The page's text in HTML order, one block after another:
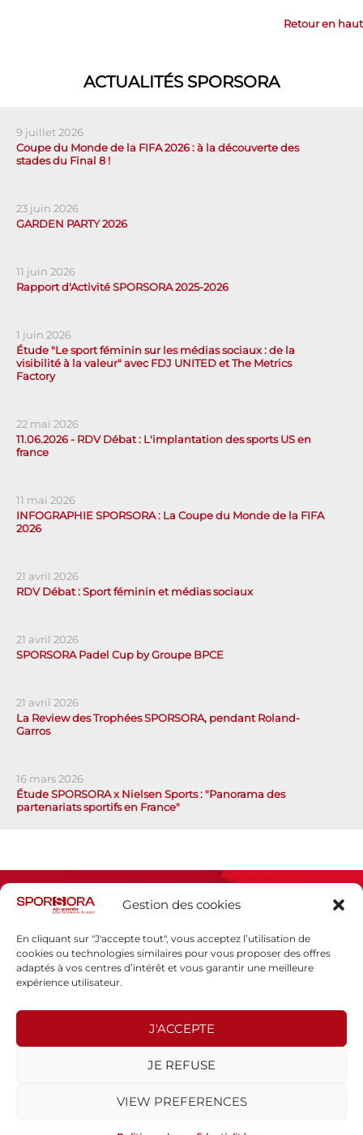
Gestion des cookies
En cliquant sur "J'accepte tout", vous acceptez l’utilisation de
cookies ou technologies similaires pour vous proposer des offres
adaptés à vos centres d’intérêt et vous garantir une meilleure
expérience utilisateur.
J'ACCEPTE
JE REFUSE
VIEW PREFERENCES
Retour en haut
ACTUALITÉS SPORSORA
9 juillet 2026
Coupe du Monde de la FIFA 2026 : à la découverte des
stades du Final 8 !
23 juin 2026
GARDEN PARTY 2026
11 juin 2026
Rapport d'Activité SPORSORA 2025-2026
1 juin 2026
Étude "Le sport féminin sur les médias sociaux : de la
visibilité à la valeur" avec FDJ UNITED et The Metrics
Factory
22 mai 2026
11.06.2026 - RDV Débat : L'implantation des sports US en
france
11 mai 2026
INFOGRAPHIE SPORSORA : La Coupe du Monde de la FIFA
2026
21 avril 2026
RDV Débat : Sport féminin et médias sociaux
21 avril 2026
SPORSORA Padel Cup by Groupe BPCE
21 avril 2026
La Review des Trophées SPORSORA, pendant Roland-
Garros
16 mars 2026
Étude SPORSORA x Nielsen Sports : "Panorama des
partenariats sportifs en France"
Espace presse
Politique de confidentialité
SPORSORA
75015 PARIS